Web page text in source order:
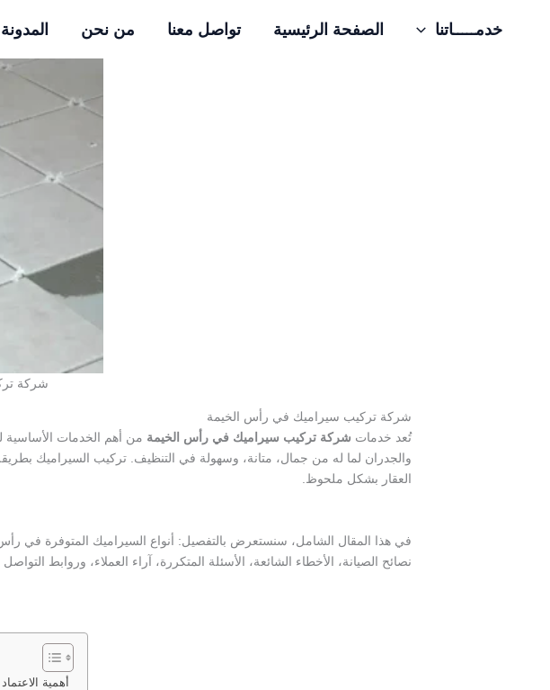
خدمـــــاتنا الصفحة الرئيسية تواصل معنا من نحن المدونة
شركة
شركة تركيب سيراميك في رأس الخيمة
تُعد خدمات شركة تركيب سيراميك في رأس الخيمة من أهم الخدمات الأساسية
والجدران لما له من جمال، متانة، وسهولة في التنظيف. تركيب السيراميك
العقار بشكل ملحوظ.
في هذا المقال الشامل، سنستعرض بالتفصيل: أنواع السيراميك المتوفرة في
نصائح الصيانة، الأخطاء الشائعة، الأسئلة المتكررة، آراء العملاء، وروابط
أهمية